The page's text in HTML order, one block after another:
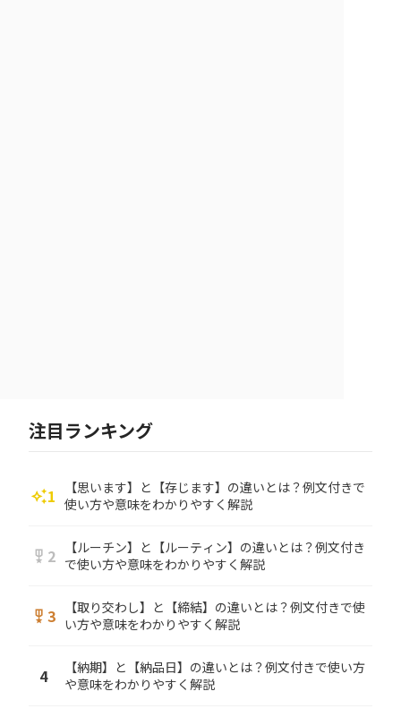
注目ランキング
auto_awesome1
【思います】と【存じます】の違いとは？例文付きで
使い方や意味をわかりやすく解説
military_tech 2
【ルーチン】と【ルーティン】の違いとは？例文付き
で使い方や意味をわかりやすく解説
military_tech 3
【取り交わし】と【締結】の違いとは？例文付きで使
い方や意味をわかりやすく解説
4
【納期】と【納品日】の違いとは？例文付きで使い方
や意味をわかりやすく解説